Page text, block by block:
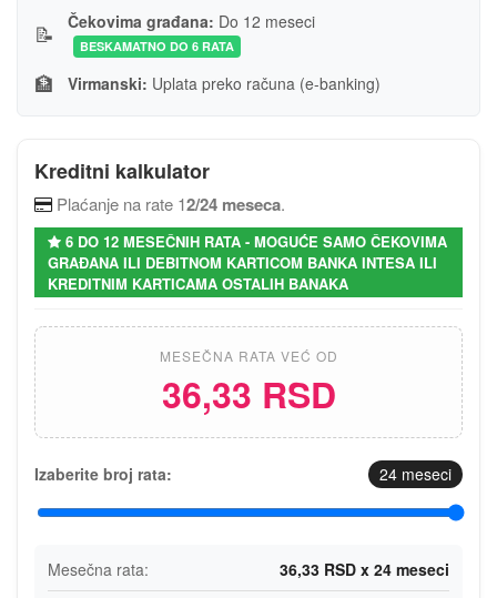
📝 Čekovima građana: Do 12 meseci
BESKAMATNO DO 6 RATA
🏦 Virmanski: Uplata preko računa (e-banking)
Kreditni kalkulator
Plaćanje na rate 12/24 meseca.
6 DO 12 MESEČNIH RATA - MOGUĆE SAMO ČEKOVIMA
GRAĐANA ILI DEBITNOM KARTICOM BANKA INTESA ILI
KREDITNIM KARTICAMA OSTALIH BANAKA
MESEČNA RATA VEĆ OD
36,33 RSD
Izaberite broj rata: 24 meseci
Mesečna rata:
36,33 RSD x 24 meseci